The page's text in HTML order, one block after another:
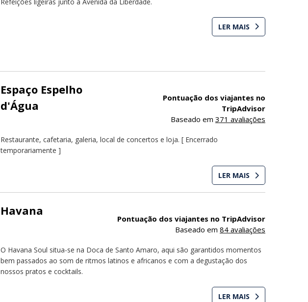
LER MAIS
Espaço Espelho
d'Água
Pontuação dos viajantes no
TripAdvisor
Baseado em 371 avaliações
Restaurante, cafetaria, galeria, local de concertos e loja. [ Encerrado
temporariamente ]
LER MAIS
Havana
Pontuação dos viajantes no TripAdvisor
Baseado em 84 avaliações
O Havana Soul situa-se na Doca de Santo Amaro, aqui são garantidos momentos
bem passados ao som de ritmos latinos e africanos e com a degustação dos
nossos pratos e cocktails.
LER MAIS